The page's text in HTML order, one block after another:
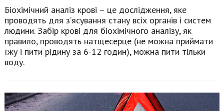
Біохімічний аналіз крові – це дослідження, яке
проводять для з’ясування стану всіх органів і систем
людини. Забір крові для біохімічного аналізу, як
правило, проводять натщесерце (не можна приймати
їжу і пити рідину за 6-12 годин), можна пити тільки
воду.